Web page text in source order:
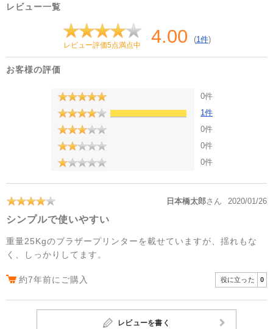
レビュー一覧
レビュー評価5点満点中 4.00 (1件)
お客様の評価
0件
1件
0件
0件
0件
日本橋太郎さん 2020/01/26
シンプルで使いやすい
重量25Kgのブラザープリンターを載せていますが、揺れもな
く、しっかりしてます。
約7年前にご購入 役に立った 0
レビューを書く